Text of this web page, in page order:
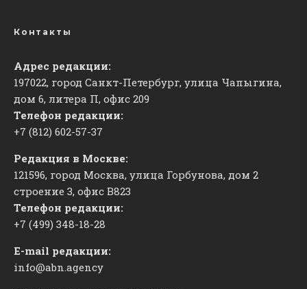
Контакты
Адрес редакции:
197022, город Санкт-Петербург, улица Чапыгина,
дом 6, литера П, офис 209
Телефон редакции:
+7 (812) 602-57-37
Редакция в Москве:
121596, город Москва, улица Горбунова, дом 2
строение 3, офис ​В823
Телефон редакции:
+7 (499) 348-18-28
E-mail редакции:
info@abn.agency